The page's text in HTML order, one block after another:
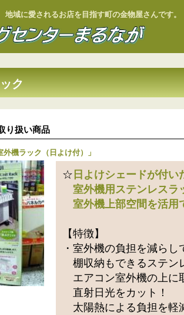
域に愛されるお店を目指す町の金物屋さんです。
ク
り扱い商品
外機ラック（日よけ付） 」
☆ 日よけシェードが付い
室外機用ステンレスラ
室外機上部空間を活用
【特徴】
・室外機の負担を減らし
棚収納もできるステン
エアコン室外機の上に
直射日光をカット！
太陽熱による負担を軽